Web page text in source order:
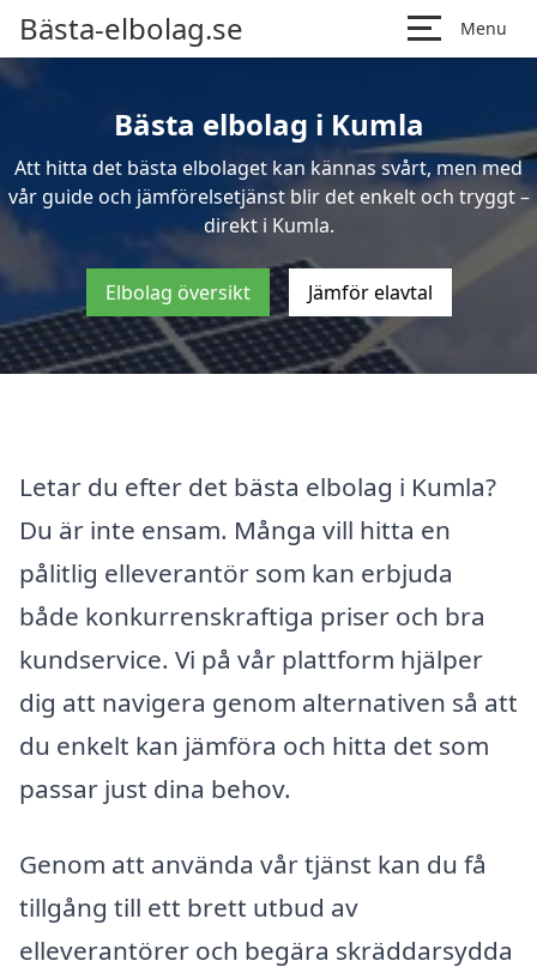
Bästa-elbolag.se Menu
Bästa elbolag i Kumla
Att hitta det bästa elbolaget kan kännas svårt, men med
vår guide och jämförelsetjänst blir det enkelt och tryggt –
direkt i Kumla.
Elbolag översikt Jämför elavtal
Letar du efter det bästa elbolag i Kumla?
Du är inte ensam. Många vill hitta en
pålitlig elleverantör som kan erbjuda
både konkurrenskraftiga priser och bra
kundservice. Vi på vår plattform hjälper
dig att navigera genom alternativen så att
du enkelt kan jämföra och hitta det som
passar just dina behov.
Genom att använda vår tjänst kan du få
tillgång till ett brett utbud av
elleverantörer och begära skräddarsydda